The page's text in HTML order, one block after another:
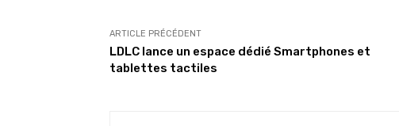
ARTICLE PRÉCÉDENT
LDLC lance un espace dédié Smartphones et
tablettes tactiles